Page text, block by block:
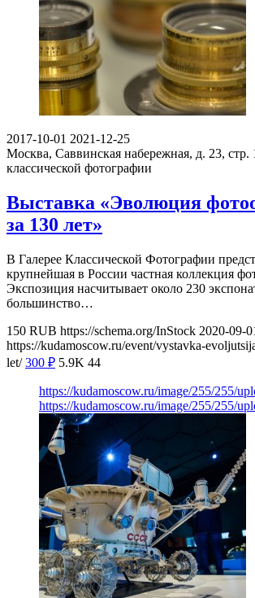
2017-10-01 2021-12-25
Москва, Саввинская набережная, д. 23, стр.
классической фотографии
Выставка «Эволюция
за 130 лет»
В Галерее Классической Фотографии
крупнейшая в России частная коллекция
Экспозиция насчитывает около 230
большинство…
150 RUB https://schema.org/InStock 2020-09-
https://kudamoscow.ru/event/vystavka-
let/ 300 ₽ 5.9K 44
https://kudamoscow.ru/image/255/255/
https://kudamoscow.ru/image/255/255/